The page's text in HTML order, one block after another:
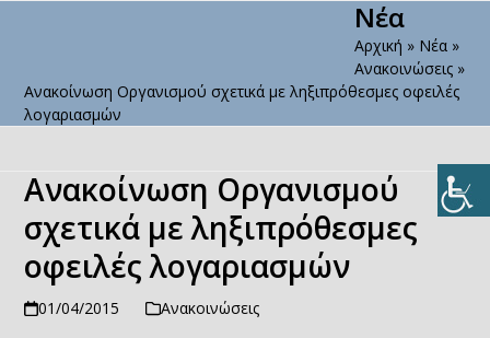
menu
menu
Νέα
Αρχική » Νέα»
Ανακοινώσεις»
Ανακοίνωση Οργανισμού σχετικά με ληξιπρόθεσμες οφειλές
λογαριασμών
Ανακοίνωση Οργανισμού
σχετικά με ληξιπρόθεσμες
οφειλές λογαριασμών
01/04/2015 Ανακοινώσεις